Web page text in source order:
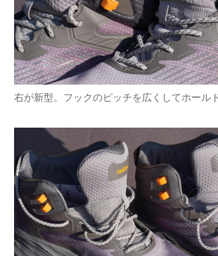
右が新型。フックのピッチを広くしてホール